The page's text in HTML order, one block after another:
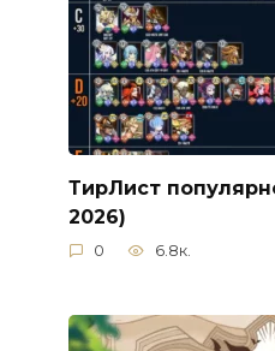
ТирЛист
2026)
0 6.8к.